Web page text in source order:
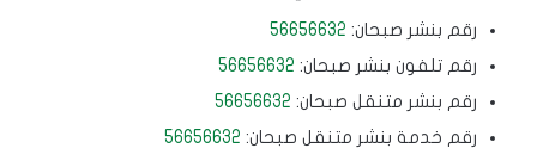
رقم بنشر صبحان: 56656632
رقم تلفون بنشر صبحان: 56656632
رقم بنشر متنقل صبحان: 56656632
رقم خدمة بنشر متنقل صبحان: 56656632